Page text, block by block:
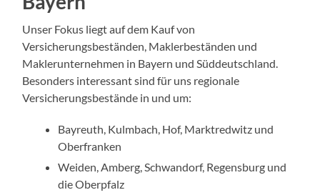
Unser Fokus liegt auf dem Kauf von
Versicherungsbeständen, Maklerbeständen und
Maklerunternehmen in Bayern und Süddeutschland.
Besonders interessant sind für uns regionale
Versicherungsbestände in und um:
Bayreuth, Kulmbach, Hof, Marktredwitz und
Oberfranken
Weiden, Amberg, Schwandorf, Regensburg und
die Oberpfalz